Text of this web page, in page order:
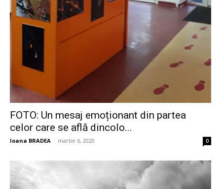
FOTO: Un mesaj emoționant din partea
celor care se află dincolo...
Ioana BRADEA - martie 6, 2020 0